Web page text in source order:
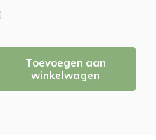
Toevoegen aan
winkelwagen